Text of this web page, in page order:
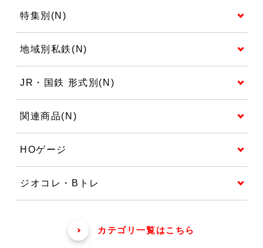
特集別(N)
地域別私鉄(N)
JR・国鉄 形式別(N)
関連商品(N)
HOゲージ
ジオコレ・Bトレ
カテゴリ一覧はこちら